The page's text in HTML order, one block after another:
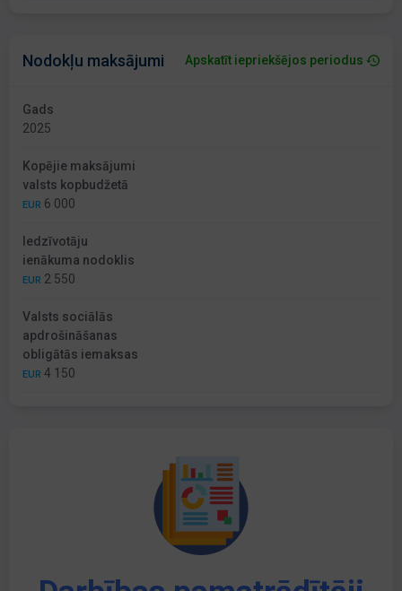
Nodokļu maksājumi Apskatīt iepriekšējos periodus
Gads
2025
Kopējie maksājumi
valsts kopbudžetā
EUR 6 000
Iedzīvotāju
ienākuma nodoklis
EUR 2 550
Valsts sociālās
apdrošināšanas
obligātās iemaksas
EUR 4 150